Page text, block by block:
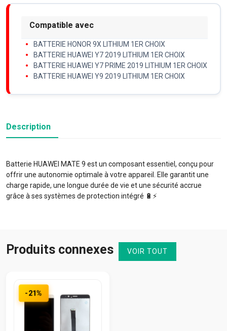
Compatible avec
BATTERIE HONOR 9X LITHIUM 1ER CHOIX
BATTERIE HUAWEI Y7 2019 LITHIUM 1ER CHOIX
BATTERIE HUAWEI Y7 PRIME 2019 LITHIUM 1ER CHOIX
BATTERIE HUAWEI Y9 2019 LITHIUM 1ER CHOIX
Description
Batterie HUAWEI MATE 9 est un composant essentiel, conçu pour
offrir une autonomie optimale à votre appareil. Elle garantit une
charge rapide, une longue durée de vie et une sécurité accrue
grâce à ses systèmes de protection intégré 🔋⚡️
Produits connexes VOIR TOUT
-21%